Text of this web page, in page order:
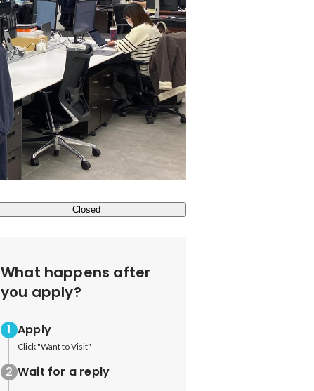
Closed
What happens after
you apply?
Apply
Click "Want to Visit"
Wait for a reply